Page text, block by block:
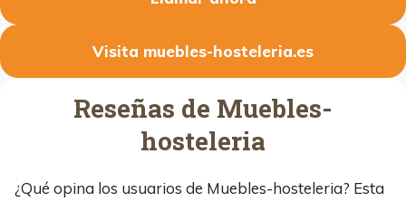
Visita muebles-hosteleria.es
Reseñas de Muebles-
hosteleria
¿Qué opina los usuarios de Muebles-hosteleria? Esta